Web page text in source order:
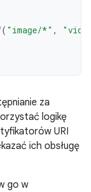
( "image/*" ,
za
logikę
URI
ich obsługę
go w